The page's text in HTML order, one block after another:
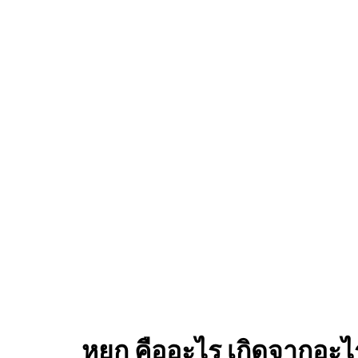
หยก คืออะไร เกิดจากอะ